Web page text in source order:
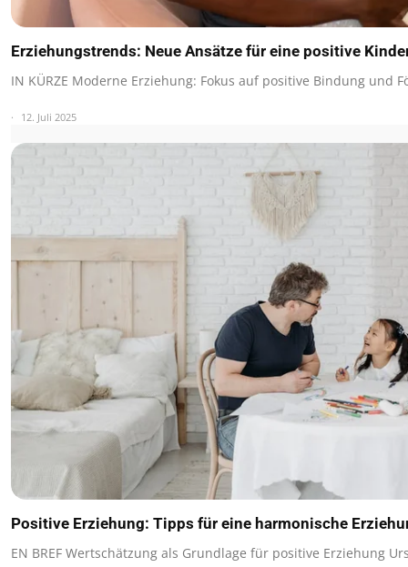
Erziehungstrends: Neue Ansätze für eine positive
IN KÜRZE Moderne Erziehung: Fokus auf positive Bindung und
12. Juli 2025
Positive Erziehung: Tipps für eine harmonische
EN BREF Wertschätzung als Grundlage für positive Erziehung